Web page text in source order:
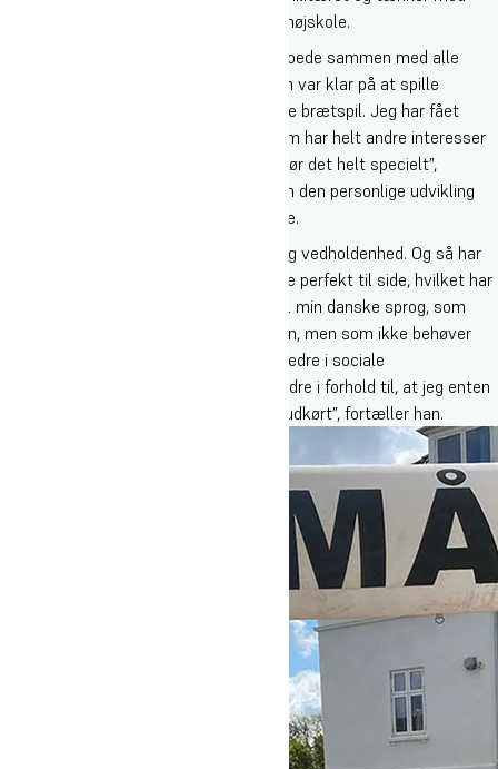
varme tilbage på sin tid på Oure Idrætshøjskole.
”Jeg nød at have en hverdag, hvor jeg boede sammen med alle
mine venner og der var altid nogen, som var klar på at spille
beachvolley, gå i krea, se film eller spille brætspil. Jeg har fået
venner, som er meget forskellige og som har helt andre interesser
end jeg selv, og det er faktisk dét, der gør det helt specielt”,
fortæller han og fortsætter snakken om den personlige udvikling
han har gennemgået i sin tid på højskole.
”Jeg lærte at have mere engagement og vedholdenhed. Og så har
jeg lagt min illusion om, at jeg skal være perfekt til side, hvilket har
givet mig mere selvtillid – fx i forhold til min danske sprog, som
selvfølgelig er blevet bedre på højskolen, men som ikke behøver
være perfekt. Derudover er jeg blevet bedre i sociale
sammenhænge og læser situationer bedre i forhold til, at jeg enten
kan have meget energi eller være helt udkørt”, fortæller han.